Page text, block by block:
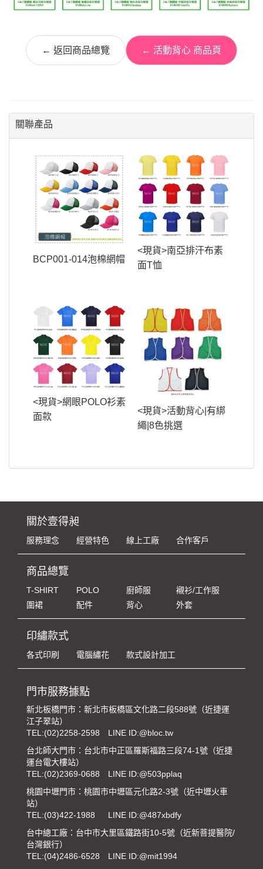
← 返回商品總覽 ← 活動背心 商品頁
關聯產品
BCP001-014泡棉網帽
<現貨>南亞排汗布素
面T恤
<現貨>網眼POLO衫素
面款
<現貨>活動背心|有綁
繩|8色挑選
關於壹得昶
服務理念 經營特色 線上工廠 合作客戶
商品總覽
T-SHIRT POLO 廚師服
襯衫/工作服
圍裙
配件 背心 外套
印繡款式
各式印刷 電腦繡花 款式設計加工
門市服務據點
新北板橋門市：新北市板橋區文化路二段588號（近捷運
江子翠站）
TEL:(02)2258-2598
LINE ID:@bloc.tw
台北師大門市：台北市中正區羅斯福路三段74-1號（近捷
運台電大樓站）
TEL:(02)2369-0688
LINE ID:@503pplaq
桃園中壢門市：桃園市中壢區元化路2-3號（近中壢火車
站）
TEL:(03)422-1988
LINE ID:@487xbdfy
台中總工廠：台中市大里區鐵路街10-5號（近新菩提醫院/
台灣銀行）
TEL:(04)2486-6528
LINE ID:@mit1994